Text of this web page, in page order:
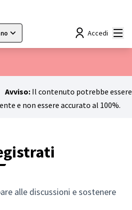
Choisir la langue
Accedi
Avviso: Il contenuto potrebbe essere
e non essere accurato al 100%.
alle discussioni e sostenere